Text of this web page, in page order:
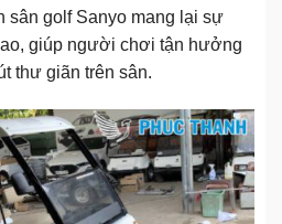
sân golf Sanyo mang lại sự
giúp người chơi tận hưởng
thư giãn trên sân.